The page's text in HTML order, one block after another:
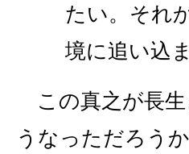
たい。それ
境に追い込
この真之が長生
うなっただろう